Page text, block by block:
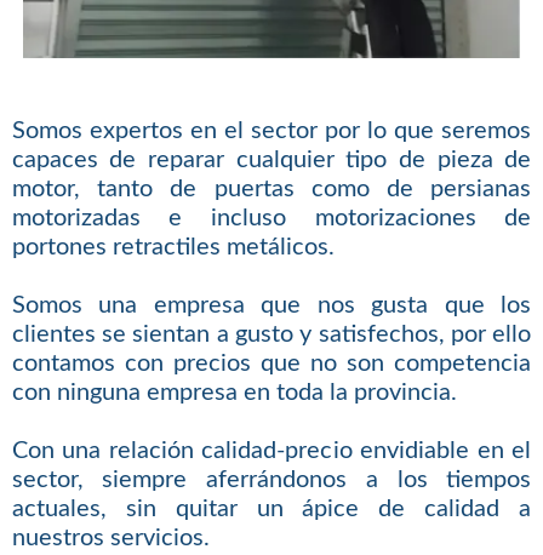
Somos expertos en el sector por lo que seremos
capaces de reparar cualquier tipo de pieza de
motor, tanto de puertas como de persianas
motorizadas e incluso motorizaciones de
portones retractiles metálicos.
Somos una empresa que nos gusta que los
clientes se sientan a gusto y satisfechos, por ello
contamos con precios que no son competencia
con ninguna empresa en toda la provincia.
Con una relación calidad-precio envidiable en el
sector, siempre aferrándonos a los tiempos
actuales, sin quitar un ápice de calidad a
nuestros servicios.